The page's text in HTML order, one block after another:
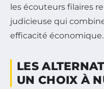
les écouteurs filaires
judicieuse qui
efficacité économique.
LES
UN CHOIX À